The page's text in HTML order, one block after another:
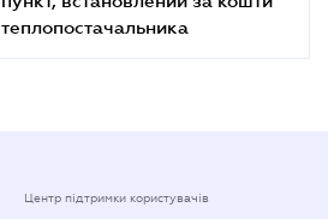
теплопостачальника
Центр підтримки користувачів